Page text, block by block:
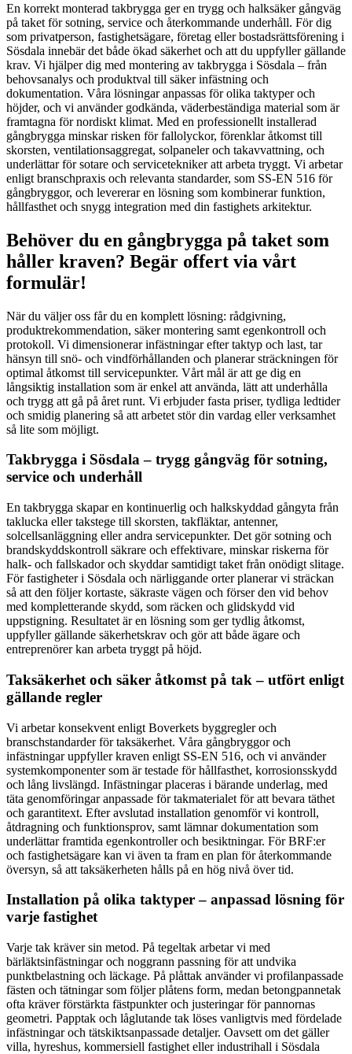
En korrekt monterad takbrygga ger en trygg och halksäker gångväg
på taket för sotning, service och återkommande underhåll. För dig
som privatperson, fastighetsägare, företag eller bostadsrättsförening i
Sösdala innebär det både ökad säkerhet och att du uppfyller gällande
krav. Vi hjälper dig med montering av takbrygga i Sösdala – från
behovsanalys och produktval till säker infästning och
dokumentation. Våra lösningar anpassas för olika taktyper och
höjder, och vi använder godkända, väderbeständiga material som är
framtagna för nordiskt klimat. Med en professionellt installerad
gångbrygga minskar risken för fallolyckor, förenklar åtkomst till
skorsten, ventilationsaggregat, solpaneler och takavvattning, och
underlättar för sotare och servicetekniker att arbeta tryggt. Vi arbetar
enligt branschpraxis och relevanta standarder, som SS-EN 516 för
gångbryggor, och levererar en lösning som kombinerar funktion,
hållfasthet och snygg integration med din fastighets arkitektur.
Behöver du en gångbrygga på taket som
håller kraven? Begär offert via vårt
formulär!
När du väljer oss får du en komplett lösning: rådgivning,
produktrekommendation, säker montering samt egenkontroll och
protokoll. Vi dimensionerar infästningar efter taktyp och last, tar
hänsyn till snö- och vindförhållanden och planerar sträckningen för
optimal åtkomst till servicepunkter. Vårt mål är att ge dig en
långsiktig installation som är enkel att använda, lätt att underhålla
och trygg att gå på året runt. Vi erbjuder fasta priser, tydliga ledtider
och smidig planering så att arbetet stör din vardag eller verksamhet
så lite som möjligt.
Takbrygga i Sösdala – trygg gångväg för sotning,
service och underhåll
En takbrygga skapar en kontinuerlig och halkskyddad gångyta från
taklucka eller takstege till skorsten, takfläktar, antenner,
solcellsanläggning eller andra servicepunkter. Det gör sotning och
brandskyddskontroll säkrare och effektivare, minskar riskerna för
halk- och fallskador och skyddar samtidigt taket från onödigt slitage.
För fastigheter i Sösdala och närliggande orter planerar vi sträckan
så att den följer kortaste, säkraste vägen och förser den vid behov
med kompletterande skydd, som räcken och glidskydd vid
uppstigning. Resultatet är en lösning som ger tydlig åtkomst,
uppfyller gällande säkerhetskrav och gör att både ägare och
entreprenörer kan arbeta tryggt på höjd.
Taksäkerhet och säker åtkomst på tak – utfört enligt
gällande regler
Vi arbetar konsekvent enligt Boverkets byggregler och
branschstandarder för taksäkerhet. Våra gångbryggor och
infästningar uppfyller kraven enligt SS-EN 516, och vi använder
systemkomponenter som är testade för hållfasthet, korrosionsskydd
och lång livslängd. Infästningar placeras i bärande underlag, med
täta genomföringar anpassade för takmaterialet för att bevara täthet
och garantitext. Efter avslutad installation genomför vi kontroll,
åtdragning och funktionsprov, samt lämnar dokumentation som
underlättar framtida egenkontroller och besiktningar. För BRF:er
och fastighetsägare kan vi även ta fram en plan för återkommande
översyn, så att taksäkerheten hålls på en hög nivå över tid.
Installation på olika taktyper – anpassad lösning för
varje fastighet
Varje tak kräver sin metod. På tegeltak arbetar vi med
bärläktsinfästningar och noggrann passning för att undvika
punktbelastning och läckage. På plåttak använder vi profilanpassade
fästen och tätningar som följer plåtens form, medan betongpannetak
ofta kräver förstärkta fästpunkter och justeringar för pannornas
geometri. Papptak och låglutande tak löses vanligtvis med fördelade
infästningar och tätskiktsanpassade detaljer. Oavsett om det gäller
villa, hyreshus, kommersiell fastighet eller industrihall i Sösdala